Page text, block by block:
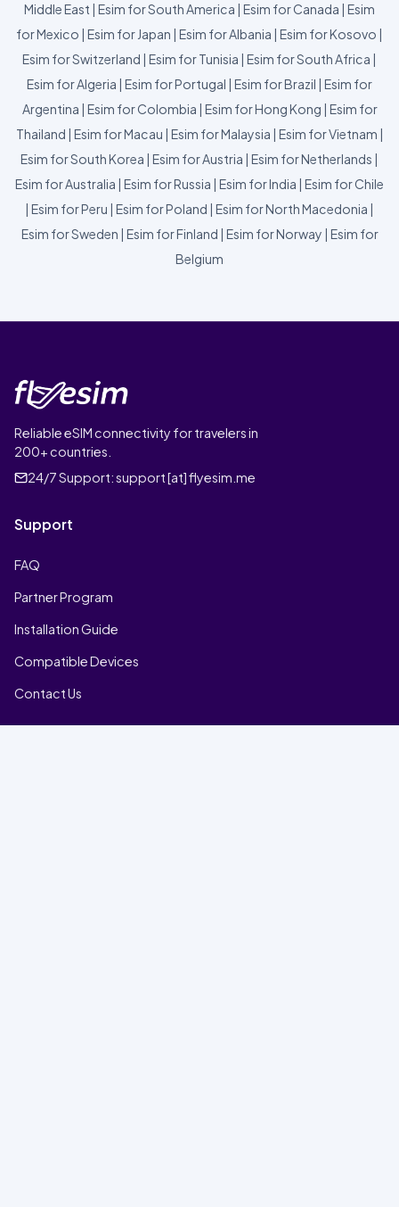
Middle East | Esim for South America | Esim for Canada | Esim
for Mexico | Esim for Japan | Esim for Albania | Esim for Kosovo |
Esim for Switzerland | Esim for Tunisia | Esim for South Africa |
Esim for Algeria | Esim for Portugal | Esim for Brazil | Esim for
Argentina | Esim for Colombia | Esim for Hong Kong | Esim for
Thailand | Esim for Macau | Esim for Malaysia | Esim for Vietnam |
Esim for South Korea | Esim for Austria | Esim for Netherlands |
Esim for Australia | Esim for Russia | Esim for India | Esim for Chile
| Esim for Peru | Esim for Poland | Esim for North Macedonia |
Esim for Sweden | Esim for Finland | Esim for Norway | Esim for
Belgium
Reliable eSIM connectivity for travelers in
200+ countries.
24/7 Support:support [at] flyesim.me
Support
FAQ
Partner Program
Installation Guide
Compatible Devices
Contact Us